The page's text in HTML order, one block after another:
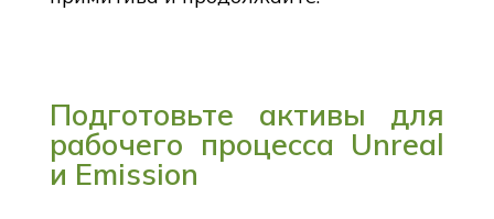
Подготовьте активы для
рабочего процесса Unreal
и Emission